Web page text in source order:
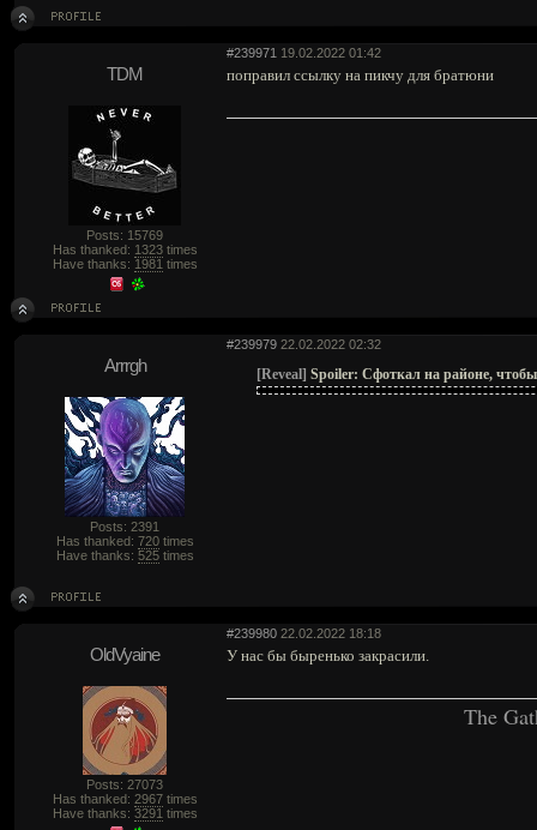
#239971 19.02.2022 01:42
TDM
Posts: 15769
Has thanked: 1323times
Have thanks: 1981 times
поправил ссылку на пикчу для братюни
#239979 22.02.2022 02:32
Arrrgh
Posts: 2391
Has thanked: 720times
Have thanks: 525times
[Reveal] Spoiler: Сфоткал на районе,
#239980 22.02.2022 18:18
OldVyaine
Posts: 27073
Has thanked: 2967times
Have thanks: 3291 times
У нас бы быренько закрасили.
The